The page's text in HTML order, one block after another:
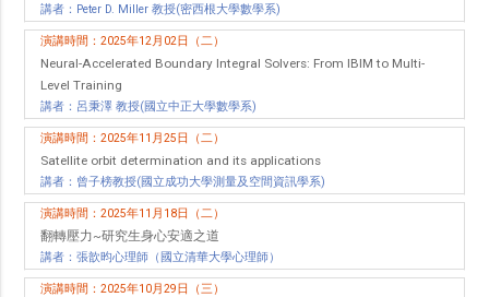
講者：Peter D. Miller 教授(密西根大學數學系)
演講時間：2025年12月02日（二）
Neural-Accelerated Boundary Integral Solvers: From IBIM to Multi-
Level Training
講者：呂秉澤 教授(國立中正大學數學系)
演講時間：2025年11月25日（二）
Satellite orbit determination and its applications
講者：曾子榜教授(國立成功大學測量及空間資訊學系)
演講時間：2025年11月18日（二）
翻轉壓力~研究生身心安適之道
講者：張歆昀心理師（國立清華大學心理師）
演講時間：2025年10月29日（三）